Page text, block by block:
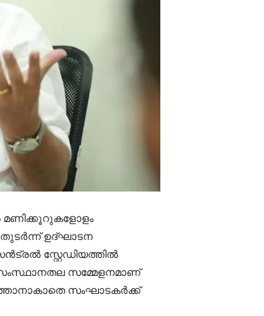
തുടർന്ന് ഉദ്ഘാടന
സ്റ്റേഡിയത്തിൽ
സംസ്ഥാനതല സമ്മേളനമാണ്
സംഘാടകർക്ക്